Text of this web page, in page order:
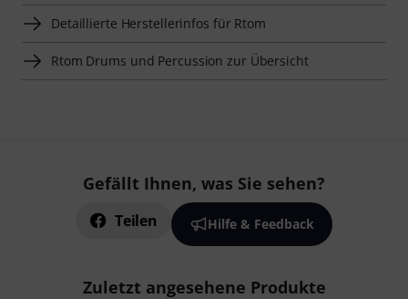
Detaillierte Herstellerinfos für Rtom
Rtom Drums und Percussion zur Übersicht
Gefällt Ihnen, was Sie sehen?
Teilen Hilfe & Feedback
Zuletzt angesehene Produkte